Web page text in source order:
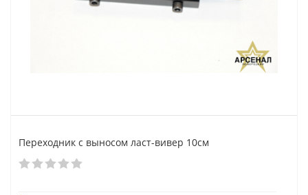
Переходник с выносом ласт-вивер 10см